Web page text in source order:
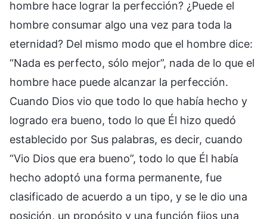
hombre hace lograr la perfección? ¿Puede el
hombre consumar algo una vez para toda la
eternidad? Del mismo modo que el hombre dice:
“Nada es perfecto, sólo mejor”, nada de lo que el
hombre hace puede alcanzar la perfección.
Cuando Dios vio que todo lo que había hecho y
logrado era bueno, todo lo que Él hizo quedó
establecido por Sus palabras, es decir, cuando
“Vio Dios que era bueno”, todo lo que Él había
hecho adoptó una forma permanente, fue
clasificado de acuerdo a un tipo, y se le dio una
posición, un propósito y una función fijos una